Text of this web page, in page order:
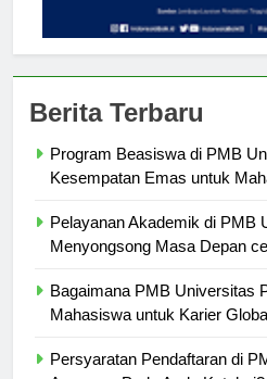
Program Beasiswa di PMB
Pelayanan Akademik di PMB
Bagaimana PMB Universitas